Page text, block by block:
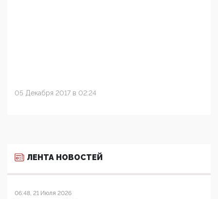
05 Декабря 2017 в 02:24
ЛЕНТА НОВОСТЕЙ
06:48, 21 Июля 2026